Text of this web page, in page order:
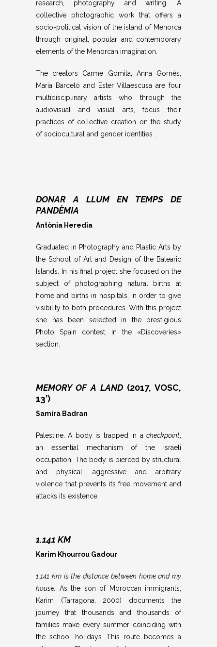
research, photography and writing. A
collective photographic work that offers a
socio-political vision of the island of Menorca
through original, popular and contemporary
elements of the Menorcan imagination.
The creators Carme Gomila, Anna Gornès,
Maria Barceló and Ester Villaescusa are four
multidisciplinary artists who, through the
audiovisual and visual arts, focus their
practices of collective creation on the study
of sociocultural and gender identities .
DONAR A LLUM EN TEMPS DE
PANDÈMIA
Antònia Heredia
Graduated in Photography and Plastic Arts by
the School of Art and Design of the Balearic
Islands. In his final project she focused on the
subject of photographing natural births at
home and births in hospitals, in order to give
visibility to both procedures. With this project
she has been selected in the prestigious
Photo Spain contest, in the «Discoveries»
section.
MEMORY OF A LAND (2017, VOSC,
13’)
Samira Badran
Palestine. A body is trapped in a checkpoint
an essential mechanism of the Israeli
occupation. The body is pierced by structural
and physical, aggressive and arbitrary
violence that prevents its free movement and
attacks its existence.
1.141 KM
Karim Khourrou Gadour
1,141 km is the distance between home and my
house.
As the son of Moroccan immigrants,
Karim (Tarragona, 2000) documents the
journey that thousands and thousands of
families make every summer coinciding with
the school holidays. This route becomes a